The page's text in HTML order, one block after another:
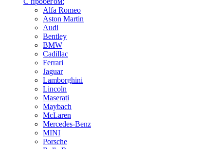
Alfa Romeo
Aston Martin
Audi
Bentley
BMW
Cadillac
Ferrari
Jaguar
Lamborghini
Lincoln
Maserati
Maybach
McLaren
Mercedes-Benz
MINI
Porsche